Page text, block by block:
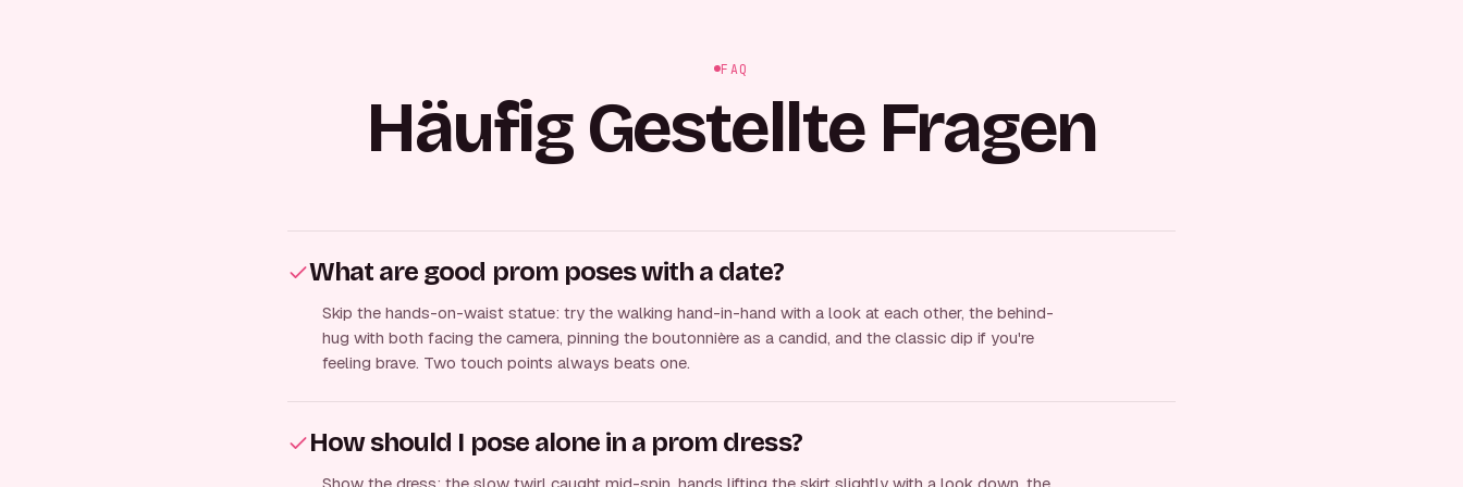
FAQ
Häufig Gestellte Fragen
What are good prom poses with a date?
Skip the hands-on-waist statue: try the walking hand-in-hand with a look at each other, the behind-
hug with both facing the camera, pinning the boutonnière as a candid, and the classic dip if you're
feeling brave. Two touch points always beats one.
How should I pose alone in a prom dress?
Show the dress: the slow twirl caught mid-spin, hands lifting the skirt slightly with a look down, the